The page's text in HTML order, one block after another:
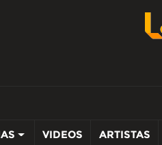
VIDEOS ARTISTAS